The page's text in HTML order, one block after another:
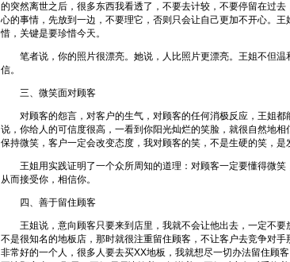
的突然离世之后，很多东西我看透了，不要去计较，不要停留在过
心的事情，先放到一边，不要理它，否则只会让自己更加不开心。
惜，关键是要珍惜今天。
笔者说，你的照片很漂亮。她说，人比照片更漂亮。王姐不但温
信。
三、微笑面对顾客
对顾客的怨言，对客户的生气，对顾客的任何消极反应，王姐都
说，你给人的可信度很高，一看到你阳光灿烂的笑脸，就很自然地
保持微笑，客户一定会改变态度，我对顾客的笑，不是生硬的笑，是
王姐用实践证明了一个众所周知的道理：对顾客一定要懂得微笑
从而接受你，相信你。
四、善于留住顾客
王姐说，意向顾客只要来到店里，我就不会让他出去，一定不要
不是很知名的地板店，那时就很注重留住顾客，不让客户去竞争对
非常好的一个人，很多人要去买XX地板，我就想尽一切办法留住顾